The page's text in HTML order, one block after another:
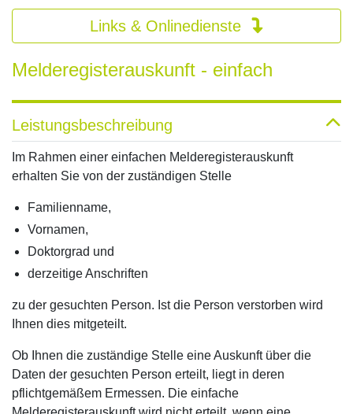
Links & Onlinedienste
Melderegisterauskunft - einfach
Leistungsbeschreibung
Im Rahmen einer einfachen Melderegisterauskunft
erhalten Sie von der zuständigen Stelle
Familienname,
Vornamen,
Doktorgrad und
derzeitige Anschriften
zu der gesuchten Person. Ist die Person verstorben wird
Ihnen dies mitgeteilt.
Ob Ihnen die zuständige Stelle eine Auskunft über die
Daten der gesuchten Person erteilt, liegt in deren
pflichtgemäßem Ermessen. Die einfache